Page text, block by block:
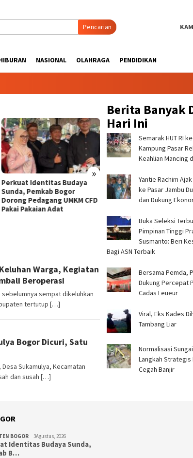
Pencarian
NASIONAL OLAHRAGA PENDIDIKAN
»
Perkuat Identitas Budaya
Sunda, Pemkab Bogor
Dorong Pedagang UMKM CFD
Pakai Pakaian Adat ‎
‎Percepat Penataan
Puncak, Sekda Ajat
Tinjau Sejumlah Titik
Warga, Kegiatan
Beroperasi
sebelumnya sempat dikeluhkan
tertutup […]
Bogor Dicuri, Satu
Desa Sukamulya, Kecamatan
dan susah […]
Berita Banyak
Hari Ini
Semarak HUT RI
Kampung Pasar
Keahlian Mancing
‎Yantie Rachim
ke Pasar Jambu
dan Dukung
Buka Seleksi
Pimpinan Tinggi
Susmanto: Beri
Bagi ASN Terbaik ‎
Bersama Pemda,
Dukung Percepat
Cadas Leueur ‎
Viral, Eks Kades
Tambang Liar
Normalisasi
Langkah
Cegah Banjir
BOGOR 3Agustus, 2026
Identitas Budaya Sunda,
B…